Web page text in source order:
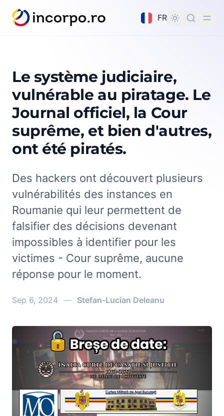
principal
FR
Le système judiciaire,
vulnérable au piratage. Le
Journal officiel, la Cour
suprême, et bien d'autres,
ont été piratés.
Des hackers ont découvert plusieurs
vulnérabilités des instances en
Roumanie qui leur permettent de
falsifier des décisions devenant
impossibles à identifier pour les
victimes - Cour suprême, aucune
réponse pour le moment.
Sep 6, 2024 — Stefan-Lucian Deleanu